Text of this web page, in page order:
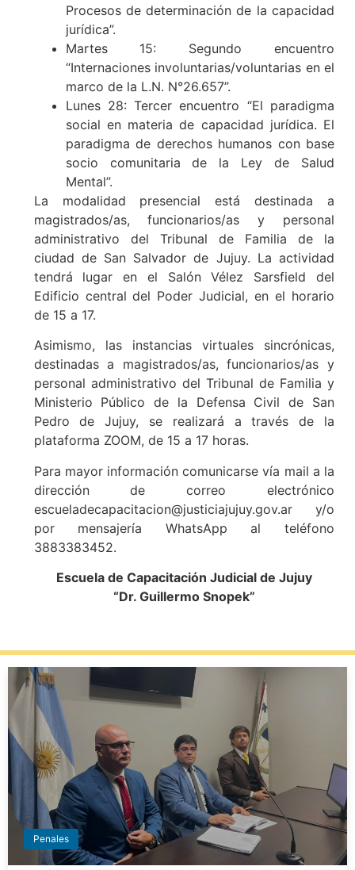
Procesos de determinación de la capacidad
jurídica”.
Martes 15: Segundo encuentro
“Internaciones involuntarias/voluntarias en el
marco de la L.N. N°26.657”.
Lunes 28: Tercer encuentro “El paradigma
social en materia de capacidad jurídica. El
paradigma de derechos humanos con base
socio comunitaria de la Ley de Salud
Mental”.
La modalidad presencial está destinada a
magistrados/as, funcionarios/as y personal
administrativo del Tribunal de Familia de la
ciudad de San Salvador de Jujuy. La actividad
tendrá lugar en el Salón Vélez Sarsfield del
Edificio central del Poder Judicial, en el horario
de 15 a 17.
Asimismo, las instancias virtuales sincrónicas,
destinadas a magistrados/as, funcionarios/as y
personal administrativo del Tribunal de Familia y
Ministerio Público de la Defensa Civil de San
Pedro de Jujuy, se realizará a través de la
plataforma ZOOM, de 15 a 17 horas.
Para mayor información comunicarse vía mail a la
dirección de correo electrónico
escueladecapacitacion@justiciajujuy.gov.ar y/o
por mensajería WhatsApp al teléfono
3883383452.
Escuela de Capacitación Judicial de Jujuy
“Dr. Guillermo Snopek”
Penales